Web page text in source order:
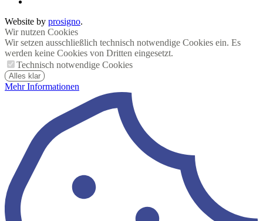
Website by prosigno.
Wir nutzen Cookies
Wir setzen ausschließlich technisch notwendige Cookies ein. Es
werden keine Cookies von Dritten eingesetzt.
Technisch notwendige Cookies
Alles klar
Mehr Informationen